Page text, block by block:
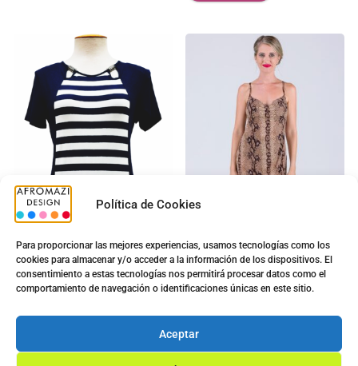
Política de Cookies
Para proporcionar las mejores experiencias, usamos tecnologías como los
cookies para almacenar y/o acceder a la información de los dispositivos. El
consentimiento a estas tecnologías nos permitirá procesar datos como el
comportamiento de navegación o identificaciones únicas en este sitio.
Aceptar
Camiseta Sra. G-0440035
11.70€ 5.00€
Vestido Serpiente Corto
con Copa